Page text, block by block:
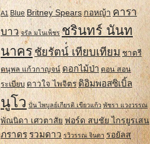
A1 Blue Britney Spearsกอหญ้า คารา
บาว จรัล มโนเพ็ชร ชรินทร์ นันท
นาครชัยรัตน์ เทียบเทียม ชาตรี
ดนุพล แก้วกาญจน์ ดอกไม้ป่า ดอน สอน
ระเบียบ ดาวใจ ไพจิตร ดิอิมพอสซิเบิ้ล
นูโว ปั่น ไพบูลย์เกียรติ เขียวแก้ว พัชรา แวงวรรณ
พัณนิดา เศวตาสัย ฟอร์ด สบชัย ไกรยูรเสน
ภราดร รวมดาว รวิวรรณ จินดา รอยัลส